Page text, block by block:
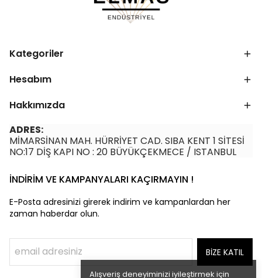
Alışveriş deneyiminizi iyileştirmek için
Kategoriler
Hesabım
Hakkımızda
ADRES:
MİMARSİNAN MAH. HÜRRİYET CAD. SIBA KENT 1 SİTESİ
NO:17 DİŞ KAPI NO : 20 BÜYÜKÇEKMECE / ISTANBUL
İNDİRİM VE KAMPANYALARI KAÇIRMAYIN !
E-Posta adresinizi girerek indirim ve kampanlardan her
zaman haberdar olun.
BİZE KATIL